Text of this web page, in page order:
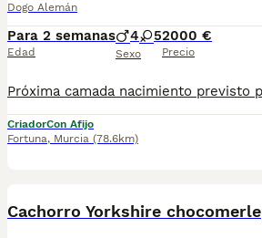
Dogo Alemán
Para 2 semanas
Edad
4 5
Sexo
2000 €
Precio
CriadorCon Afijo
Fortuna, Murcia (78.6km)
Cachorro Yorkshire chocomerle